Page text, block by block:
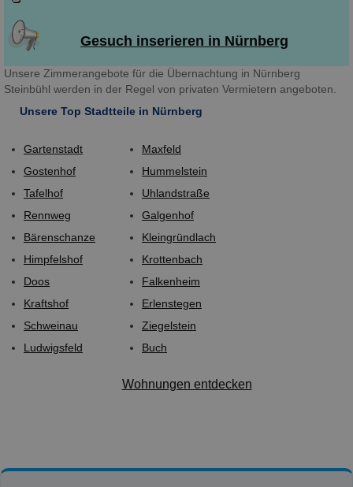
Gesuch inserieren in Nürnberg
Unsere Zimmerangebote für die Übernachtung in Nürnberg
Steinbühl werden in der Regel von privaten Vermietern angeboten.
Unsere Top Stadtteile in Nürnberg
Gartenstadt
Gostenhof
Tafelhof
Rennweg
Bärenschanze
Himpfelshof
Doos
Kraftshof
Schweinau
Ludwigsfeld
Maxfeld
Hummelstein
Uhlandstraße
Galgenhof
Kleingründlach
Krottenbach
Falkenheim
Erlenstegen
Ziegelstein
Buch
Wohnungen entdecken